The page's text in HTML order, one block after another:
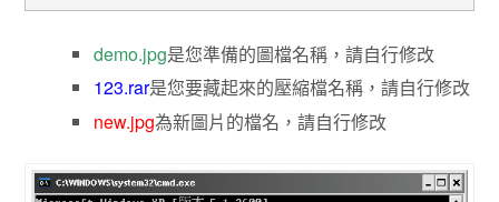
demo.jpg是您準備的圖檔名稱，請自行修改
123.rar是您要藏起來的壓縮檔名稱，請自行修改
new.jpg為新圖片的檔名，請自行修改